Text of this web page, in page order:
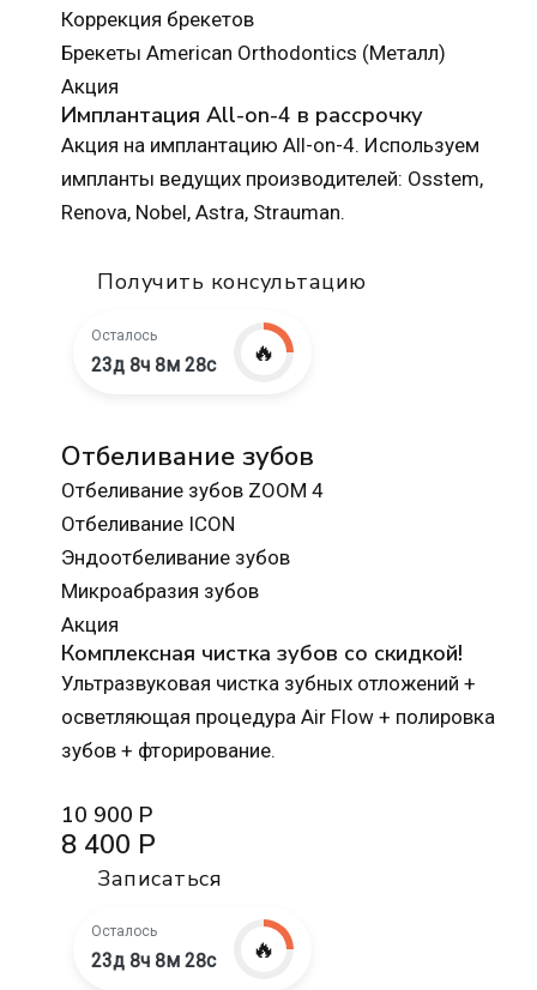
Коррекция брекетов
Брекеты American Orthodontics (Металл)
Акция
Имплантация All-on-4 в рассрочку
Акция на имплантацию All-on-4. Используем
импланты ведущих производителей: Osstem,
Renova, Nobel, Astra, Strauman.
Получить консультацию
Осталось
23д 8ч 8м 27с 🔥
Отбеливание зубов
Отбеливание зубов ZOOM 4
Отбеливание ICON
Эндоотбеливание зубов
Микроабразия зубов
Акция
Комплексная чистка зубов со скидкой!
Ультразвуковая чистка зубных отложений +
осветляющая процедура Air Flow + полировка
зубов + фторирование.
10 900 Р
8 400 Р
Записаться
Осталось
23д 8ч 8м 27с 🔥